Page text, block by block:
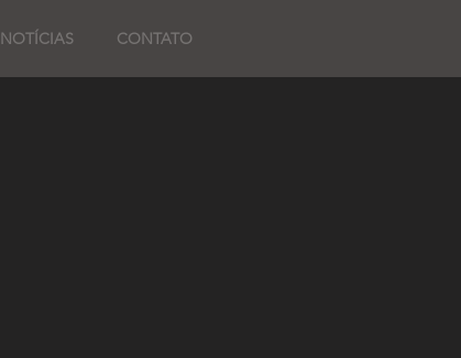
NOTÍCIAS CONTATO